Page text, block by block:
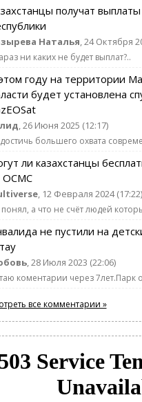
получат
Наталья, 24 Октября
ни каких не будет выплат?..
году на территории
будет установлена
, 26 Июня 2025 (12:17)
большего охвата
ли казахстанцы
ОСМС
, 12 Февраля 2024 (17:22)
а что не счёт людей
не пустили на
, 28 Июля 2023 (22:06)
коментарии через 7лет.Парк
все комментарии »